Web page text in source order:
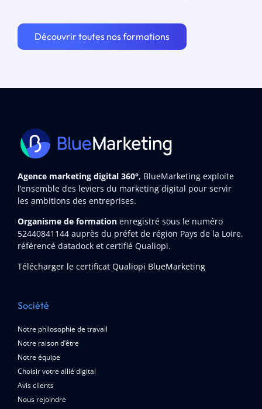
Découvrir toutes nos formations
Agence marketing digital 360°, BlueMarketing exploite
l’ensemble des leviers du marketing digital pour servir
les ambitions des entreprises.
Organisme de formation enregistré sous le numéro
52440841144auprès du préfet de région Pays de la Loire,
référencé datadock et certifié Qualiopi.
Télécharger le certificat Qualiopi BlueMarketing
Société
Notre philosophie de travail
Notre raison d’être
Notre équipe
Choisir votre allié digital
Avis clients
Nous rejoindre